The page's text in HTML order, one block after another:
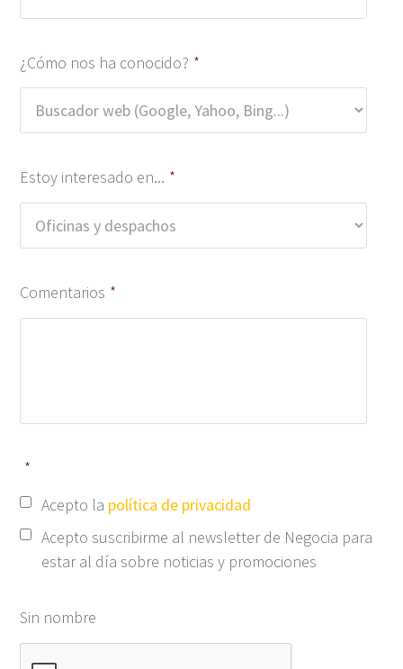
¿Cómo nos ha conocido? *
Estoy interesado en... *
Comentarios *
*
Acepto la política de privacidad
Acepto suscribirme al newsletter de Negocia para
estar al día sobre noticias y promociones
Sin nombre